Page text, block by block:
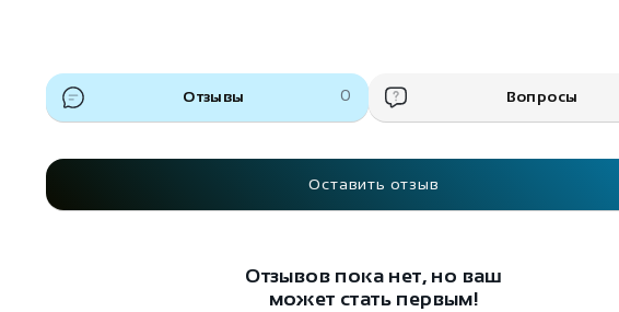
Отзывы 0 Вопросы
Оставить отзыв
Отзывов пока нет, но ваш
может стать первым!